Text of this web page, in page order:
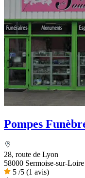
Pompes
28, route de Lyon
58000 Sermoise-sur-Loire
5 /5 (1 avis)